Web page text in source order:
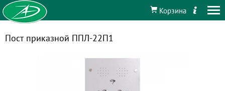
Корзина
Пост приказной ППЛ-22П1